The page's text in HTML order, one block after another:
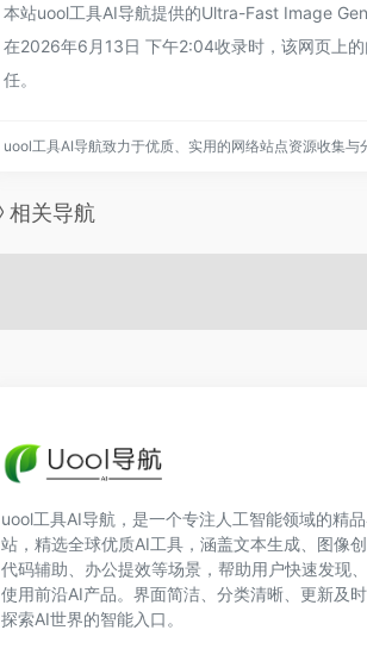
本站uool工具AI导航提供的Ultra-Fast Image
在2026年6月13日 下午2:04收录时，该网页上
任。
uool工具AI导航致力于优质、实用的网络站点资源收集与
相关导航
uool工具AI导航，是一个专注人工智能领域的精
站，精选全球优质AI工具，涵盖文本生成、图像创
代码辅助、办公提效等场景，帮助用户快速发现
使用前沿AI产品。界面简洁、分类清晰、更新及
探索AI世界的智能入口。